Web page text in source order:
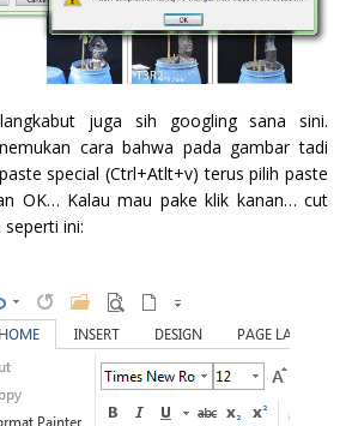
juga sih googling sana sini.
cara bahwa pada gambar tadi
special (Ctrl+Atlt+v) terus pilih paste
OK… Kalau mau pake klik kanan… cut
ini: